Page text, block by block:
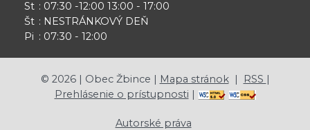
St
Št
Pi
: 07:30 -12:00 13:00 - 17:00
: NESTRÁNKOVÝ DEŇ
: 07:30 - 12:00
© 2026| Obec Žbince | Mapa stránok| RSS |
Prehlásenie o prístupnosti |
Autorské práva